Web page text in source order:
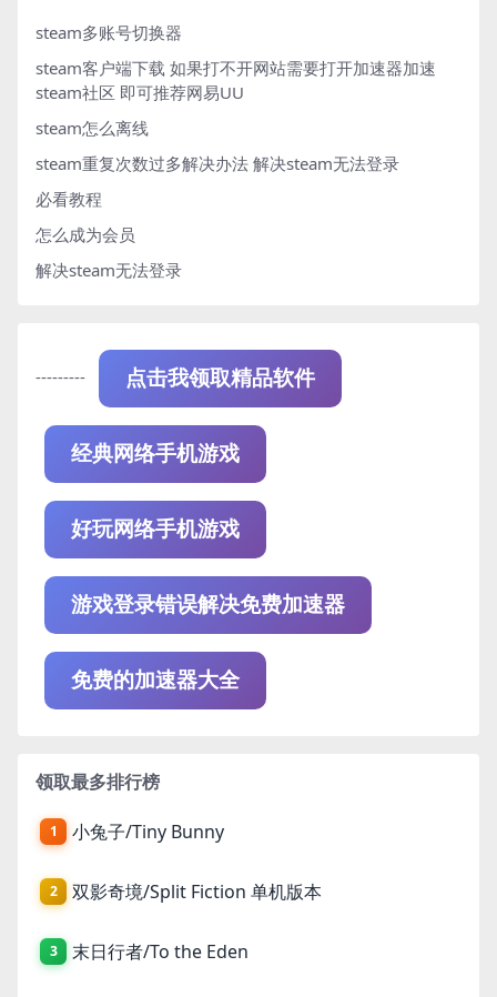
steam多账号切换器
steam客户端下载 如果打不开网站需要打开加速器加速
steam社区 即可推荐网易UU
steam怎么离线
steam重复次数过多解决办法 解决steam无法登录
必看教程
怎么成为会员
解决steam无法登录
--------- 点击我领取精品软件
经典网络手机游戏
好玩网络手机游戏
游戏登录错误解决免费加速器
免费的加速器大全
领取最多排行榜
1 小兔子/Tiny Bunny
2 双影奇境/Split Fiction 单机版本
3 末日行者/To the Eden